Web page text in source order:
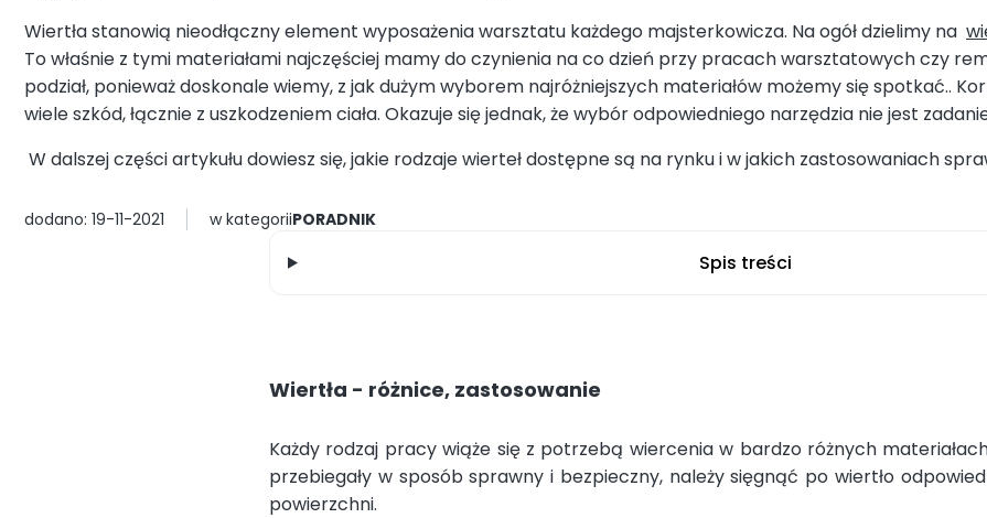
Wiertła stanowią nieodłączny element wyposażenia warsztatu każdego majsterkowicza. Na ogół dzielimy na
To właśnie z tymi materiałami najczęściej mamy do czynienia na co dzień przy pracach warsztatowych czy
podział, ponieważ doskonale wiemy, z jak dużym wyborem najróżniejszych materiałów możemy się spotkać..
wiele szkód, łącznie z uszkodzeniem ciała. Okazuje się jednak, że wybór odpowiedniego narzędzia nie jest
W dalszej części artykułu dowiesz się, jakie rodzaje wierteł dostępne są na rynku i w jakich zastosowaniach
dodano: 19-11-2021 w kategoriiPORADNIK
Spis treści
Wiertła - różnice, zastosowanie
Każdy rodzaj pracy wiąże się z potrzebą wiercenia w bardzo różnych
przebiegały w sposób sprawny i bezpieczny, należy sięgnąć po wiertło
powierzchni.